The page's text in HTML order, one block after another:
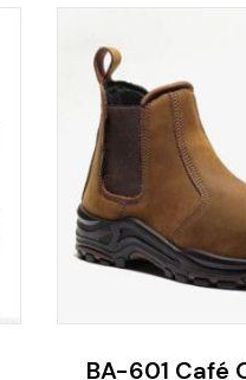
BA-601 Café